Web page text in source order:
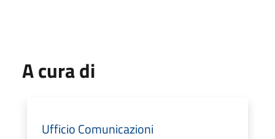
A cura di
Ufficio Comunicazioni